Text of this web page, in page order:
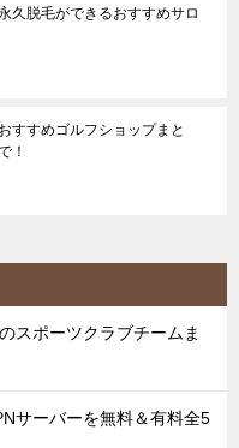
久脱毛ができるおすすめサロ
すすめゴルフショップまと
！
スポーツクラブチームま
サーバーを無料＆有料全5